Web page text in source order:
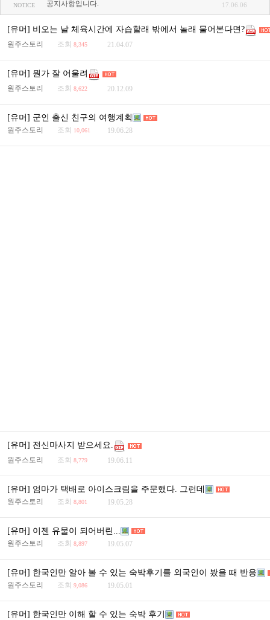
NOTICE 공지사항입니다. 17.06.06
[유머] 비오는 날 체육시간에 자습할래 밖에서 놀래 물어본다면?
원주스토리 조회 8,345 21.04.07
[유머] 뭔가 잘 어울려
원주스토리 조회 8,622 20.12.09
[유머] 군인 출신 친구의 여행계획
원주스토리 조회 10,061 19.06.28
[유머] 전신마사지 받으세요.
원주스토리 조회 8,779 19.06.11
[유머] 엄마가 택배로 아이스크림을 주문했다. 그런데
원주스토리 조회 8,801 19.05.28
[유머] 이젠 유물이 되어버린...
원주스토리 조회 8,897 19.05.07
[유머] 한국인만 알아 볼 수 있는 숙박후기를 외국인이 봤을 때 반응
원주스토리 조회 9,086 19.05.01
[유머] 한국인만 이해 할 수 있는 숙박 후기